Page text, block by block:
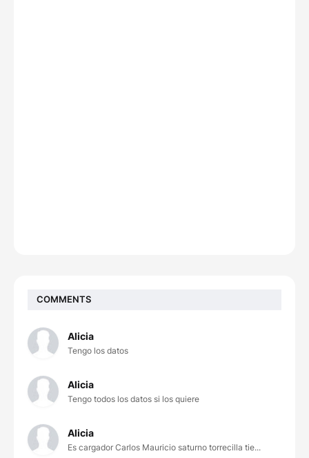
COMMENTS
Alicia
Tengo los datos
Alicia
Tengo todos los datos si los quiere
Alicia
Es cargador Carlos Mauricio saturno torrecilla tie...